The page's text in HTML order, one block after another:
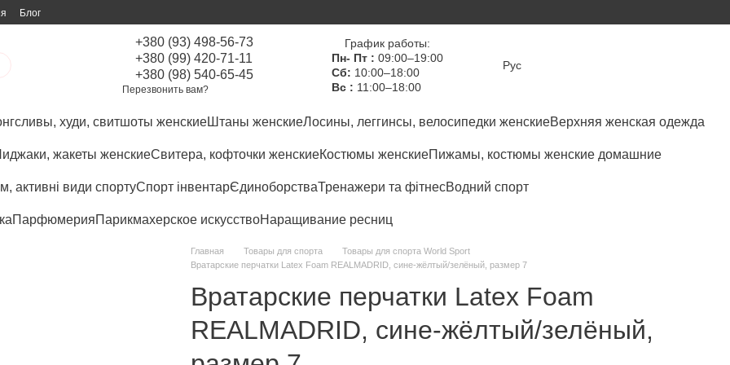
Блог
+380 (93) 498-56-73
+380 (99) 420-71-11
+380 (98) 540-65-45
Перезвонить вам?
График работы:
Пн- Пт : 09:00–19:00
Сб: 10:00–18:00
Вс : 11:00–18:00
Рус
худи, свитшоты женскиеШтаны женскиеЛосины, леггинсы, велосипедки женскиеВерхняя женская одежда
жакеты женскиеСвитера, кофточки женскиеКостюмы женскиеПижамы, костюмы женские домашние
активні види спортуСпорт інвентарЄдиноборстваТренажери та фітнесВодний спорт
ПарфюмерияПарикмахерское искусствоНаращивание ресниц
Главная Товары для спорта
Товары для спорта World Sport
Вратарские перчатки Latex Foam REALMADRID, сине-жёлтый/зелёный, размер 7
Вратарские перчатки Latex Foam
REALMADRID, сине-жёлтый/зелёный,